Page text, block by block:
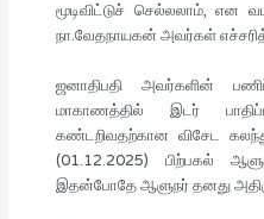
மூடிவிட்டுச் செல்லலாம்,
நா.வேதநாயகன் அவர்கள்
ஜனாதிபதி அவர்களின்
மாகாணத்தில் இடர்
கண்டறிவதற்கான விசேட
(01.12.2025) பிற்பகல்
இதன்போதே ஆளுநர் தனது